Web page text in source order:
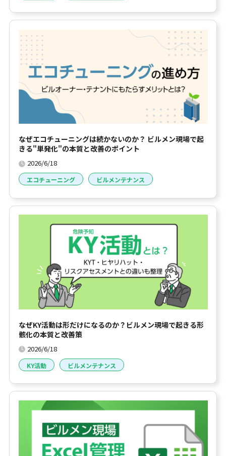
なぜエコチューニングは続かないのか？ ビルメン現場で起
きる"単発化"の本質と改善のポイント
2026/6/18
エコチューニング ビルメンテナンス
なぜKY活動は形だけになるのか？ビルメン現場で起きる形
骸化の本質と改善策
2026/6/18
KY活動 ビルメンテナンス